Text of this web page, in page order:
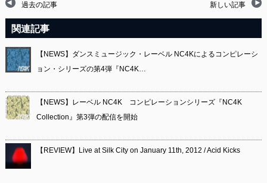
過去の記事 新しい記事
関連記事
【NEWS】ダンスミュージック・レーベル NC4Kによるコンピレーシ
ョン・シリーズの第4弾『NC4K…
【NEWS】レーベル NC4K コンピレーションシリーズ『NC4K
Collection』第3弾の配信を開始
【REVIEW】Live at Silk City on January 11th, 2012 / Acid Kicks